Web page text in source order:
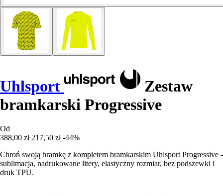
Uhlsport
Zestaw
bramkarski Progressive
Od
388,00 zł 217,50 zł -44%
Chroń swoją bramkę z kompletem bramkarskim Uhlsport Progressive -
sublimacja, nadrukowane litery, elastyczny rozmiar, bez podszewki i
druk TPU.